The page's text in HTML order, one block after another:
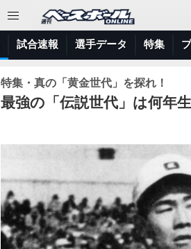
試合速報 選手データ 特集
特集・真の「黄金世代」を探れ！
最強の「伝説世代」は何年